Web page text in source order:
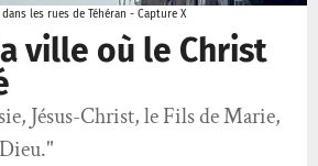
dans les rues de Téhéran - Capture X
ville où le Christ
Jésus-Christ, le Fils de Marie,